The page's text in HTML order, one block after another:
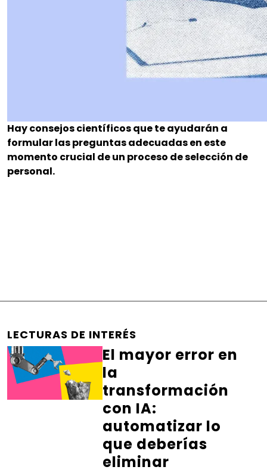
Hay consejos científicos que te ayudarán a
formular las preguntas adecuadas en este
momento crucial de un proceso de selección de
personal.
LECTURAS DE INTERÉS
El mayor error en
la
transformación
con IA:
automatizar lo
que deberías
eliminar